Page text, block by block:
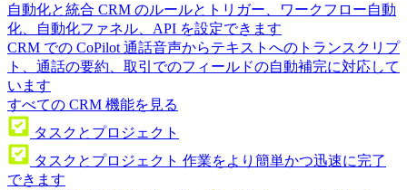
自動化と統合 CRM のルールとトリガー、ワークフロー自動
化、自動化ファネル、API を設定できます
CRM での CoPilot 通話音声からテキストへのトランスクリプ
ト、通話の要約、取引でのフィールドの自動補完に対応して
います
すべての CRM 機能を見る
タスクとプロジェクト
タスクとプロジェクト 作業をより簡単かつ迅速に完了
できます